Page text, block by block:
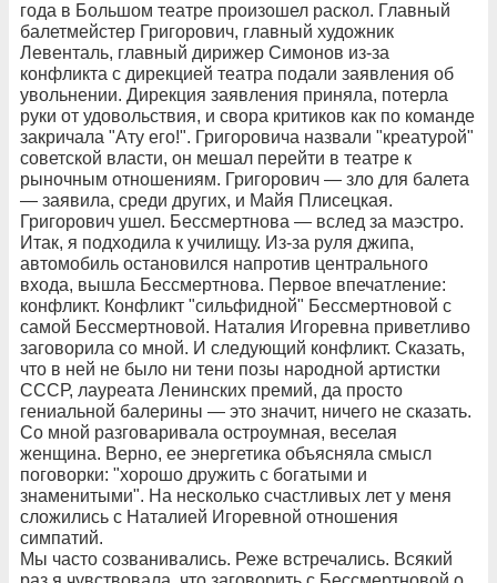
года в Большом театре произошел раскол. Главный
балетмейстер Григорович, главный художник
Левенталь, главный дирижер Симонов из-за
конфликта с дирекцией театра подали заявления об
увольнении. Дирекция заявления приняла, потерла
руки от удовольствия, и свора критиков как по команде
закричала "Ату его!". Григоровича назвали "креатурой"
советской власти, он мешал перейти в театре к
рыночным отношениям. Григорович — зло для балета
— заявила, среди других, и Майя Плисецкая.
Григорович ушел. Бессмертнова — вслед за маэстро.
Итак, я подходила к училищу. Из-за руля джипа,
автомобиль остановился напротив центрального
входа, вышла Бессмертнова. Первое впечатление:
конфликт. Конфликт "сильфидной" Бессмертновой с
самой Бессмертновой. Наталия Игоревна приветливо
заговорила со мной. И следующий конфликт. Сказать,
что в ней не было ни тени позы народной артистки
СССР, лауреата Ленинских премий, да просто
гениальной балерины — это значит, ничего не сказать.
Со мной разговаривала остроумная, веселая
женщина. Верно, ее энергетика объясняла смысл
поговорки: "хорошо дружить с богатыми и
знаменитыми". На несколько счастливых лет у меня
сложились с Наталией Игоревной отношения
симпатий.
Мы часто созванивались. Реже встречались. Всякий